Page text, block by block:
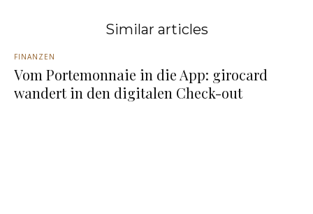
Similar articles
FINANZEN
Vom Portemonnaie in die App: girocard
wandert in den digitalen Check-out